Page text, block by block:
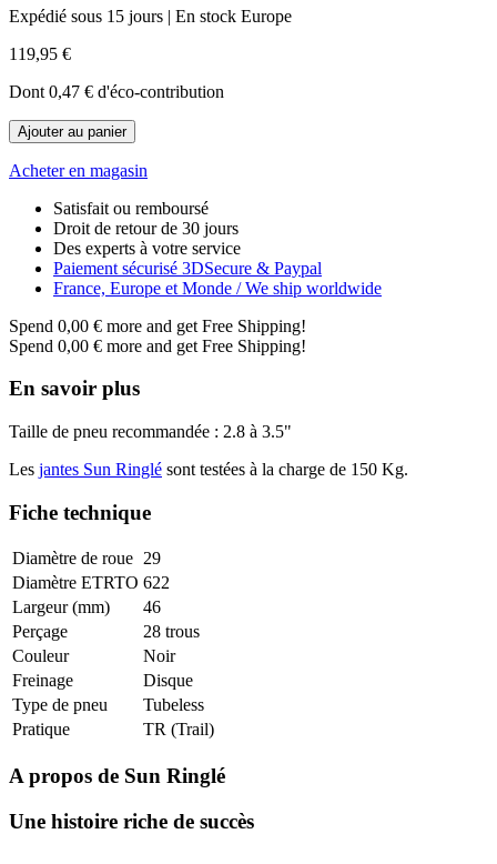
Expédié sous 15 jours | En stock Europe
119,95 €
Dont 0,47 € d'éco-contribution
Ajouter au panier
Acheter en magasin
Satisfait ou remboursé
Droit de retour de 30 jours
Des experts à votre service
Paiement sécurisé 3DSecure & Paypal
France, Europe et Monde / We ship worldwide
Spend 0,00 € more and get Free Shipping!
Spend 0,00 € more and get Free Shipping!
En savoir plus
Taille de pneu recommandée : 2.8 à 3.5"
Les jantes Sun Ringlé sont testées à la charge de 150 Kg.
Fiche technique
Diamètre de roue 29
Diamètre ETRTO 622
Largeur (mm)
46
Perçage
28 trous
Couleur
Noir
Freinage
Disque
Type de pneu
Tubeless
Pratique
TR (Trail)
A propos de Sun Ringlé
Une histoire riche de succès